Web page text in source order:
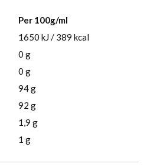
Per 100g/ml
1650 kJ / 389 kcal
0 g
0 g
94 g
92 g
1,9 g
1 g